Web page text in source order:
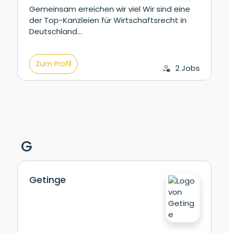
Gemeinsam erreichen wir viel Wir sind eine
der Top-Kanzleien für Wirtschaftsrecht in
Deutschland…
Zum Profil 2 Jobs
G
Getinge